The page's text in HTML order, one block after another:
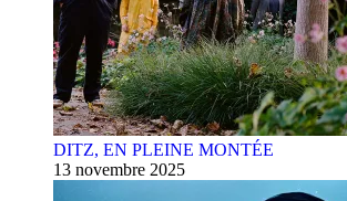
DITZ, EN PLEINE MONTÉE
13 novembre 2025